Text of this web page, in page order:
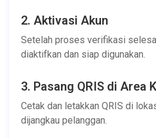
2. Aktivasi Akun
Setelah proses verifikasi
diaktifkan dan siap digunakan.
3. Pasang QRIS di Area
Cetak dan letakkan QRIS di
dijangkau pelanggan.